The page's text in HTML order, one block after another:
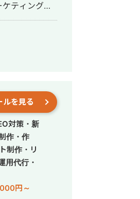
ティングコ
からない
ションでき
ルを見る
対策・新
作・作
制作・リ
用代行・
円～